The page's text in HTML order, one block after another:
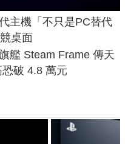
主機「不只是PC替代
桌面
艦 Steam Frame 傳天
破 4.8 萬元